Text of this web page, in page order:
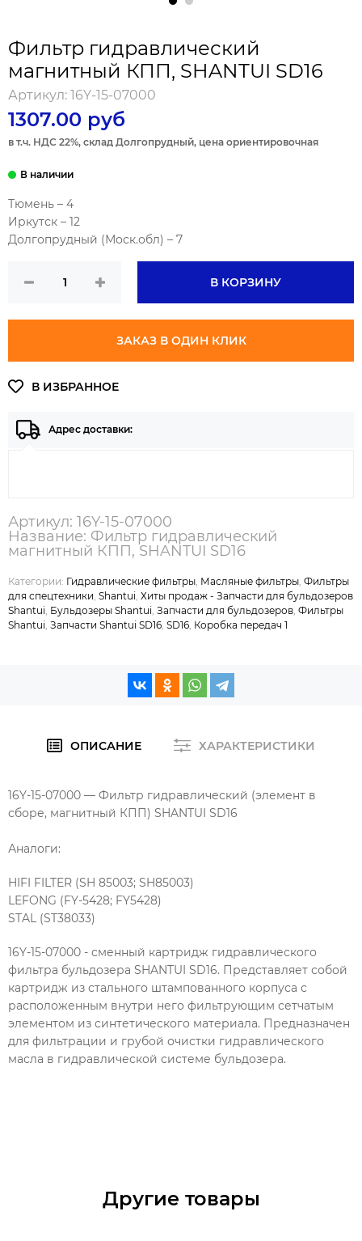
Фильтр гидравлический
магнитный КПП, SHANTUI SD16
Артикул: 16Y-15-07000
1307.00 руб
в т.ч. НДС 22%, склад Долгопрудный, цена ориентировочная
Тюмень – 4
Иркутск – 12
Долгопрудный (Моск.обл) – 7
В КОРЗИНУ
ЗАКАЗ В ОДИН КЛИК
Адрес доставки:
Артикул: 16Y-15-07000
Название: Фильтр гидравлический
магнитный КПП, SHANTUI SD16
Категории: Гидравлические фильтры Масляные фильтры Фильтры
для спецтехники Shantui Хиты продаж - Запчасти для бульдозеров
Shantui Бульдозеры Shantui Запчасти для бульдозеров Фильтры
Shantui Запчасти Shantui SD16 SD16 Коробка передач 1
ОПИСАНИЕ ХАРАКТЕРИСТИКИ
16Y-15-07000 — Фильтр гидравлический (элемент в
сборе, магнитный КПП) SHANTUI SD16
Аналоги:
HIFI FILTER (SH 85003; SH85003)
LEFONG (FY-5428; FY5428)
STAL (ST38033)
16Y-15-07000 - сменный картридж гидравлического
фильтра бульдозера SHANTUI SD16. Представляет собой
картридж из стального штампованного корпуса с
расположенным внутри него фильтрующим сетчатым
элементом из синтетического материала. Предназначен
для фильтрации и грубой очистки гидравлического
масла в гидравлической системе бульдозера.
Другие товары